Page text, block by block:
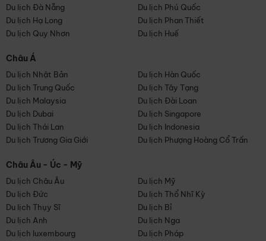
Du lịch Đà Nẵng
Du lịch Phú Quốc
Du lịch Hạ Long
Du lịch Phan Thiết
Du lịch Quy Nhơn
Du lịch Huế
Châu Á
Du lịch Nhật Bản
Du lịch Hàn Quốc
Du lịch Trung Quốc
Du lịch Tây Tạng
Du lịch Malaysia
Du lịch Đài Loan
Du lịch Dubai
Du lịch Singapore
Du lịch Thái Lan
Du lịch Indonesia
Du lịch Trương Gia Giới
Du lịch Phượng Hoàng Cổ Trấn
Châu Âu - Úc - Mỹ
Du lịch Châu Âu
Du lịch Mỹ
Du lịch Đức
Du lịch Thổ Nhĩ Kỳ
Du lịch Thụy Sĩ
Du lịch Bỉ
Du lịch Anh
Du lịch Nga
Du lịch luxembourg
Du lịch Pháp